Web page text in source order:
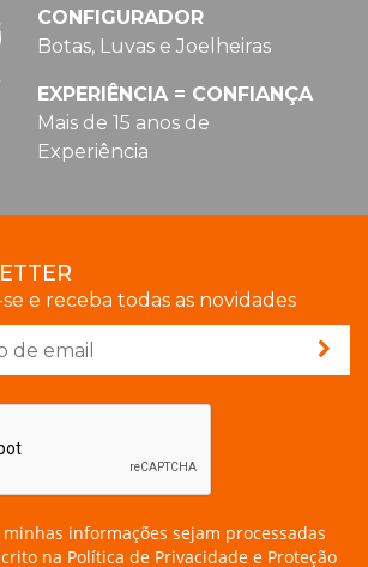
CONFIGURADOR
Botas, Luvas e Joelheiras
EXPERIÊNCIA = CONFIANÇA
Mais de 15 anos de
Experiência
se e receba todas as novidades
informações sejam processadas
na Política de Privacidade e Proteção